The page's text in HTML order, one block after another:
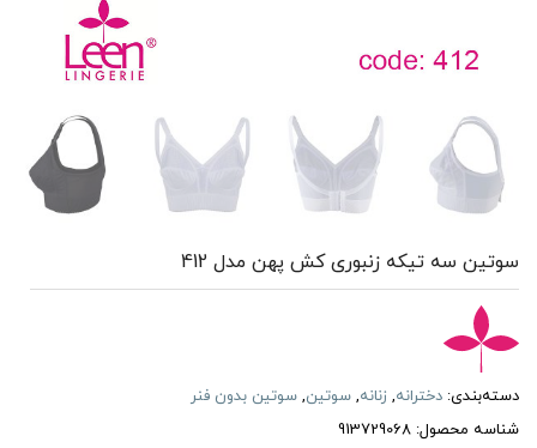
سوتین سه تیکه زنبوری کش پهن مدل 412
دسته‌بندی: دخترانه, زنانه, سوتین, سوتین بدون فنر
شناسه محصول: 913729068